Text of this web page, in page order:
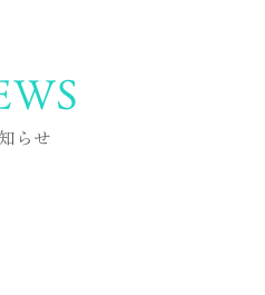
ザインオフィス経営者からの10通の手
らせ